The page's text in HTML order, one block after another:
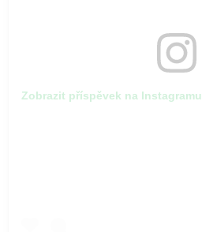
Zobrazit příspěvek na Instagramu